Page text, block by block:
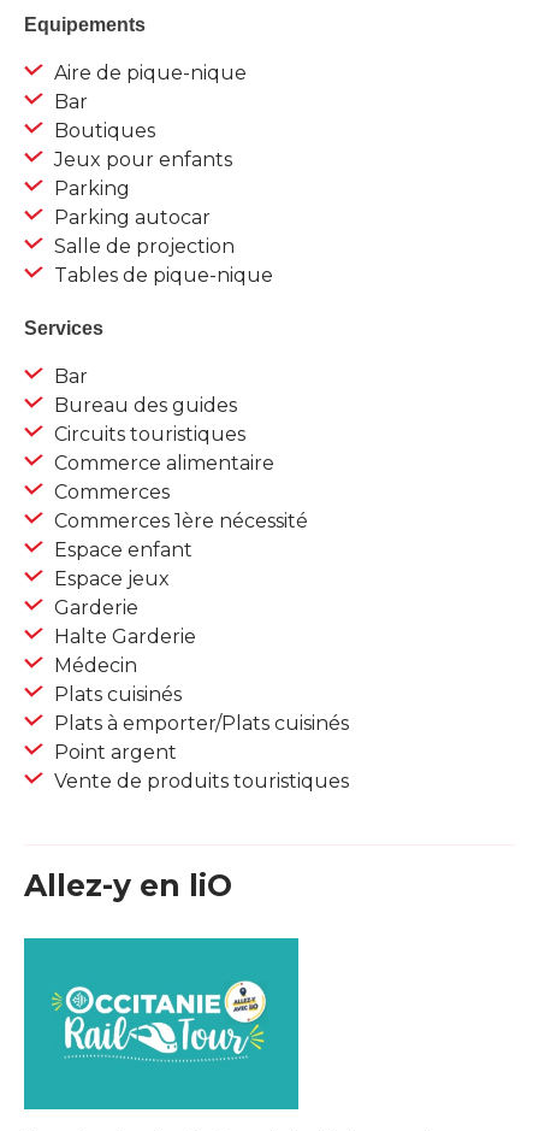
Equipements
Aire de pique-nique
Bar
Boutiques
Jeux pour enfants
Parking
Parking autocar
Salle de projection
Tables de pique-nique
Services
Bar
Bureau des guides
Circuits touristiques
Commerce alimentaire
Commerces
Commerces 1ère nécessité
Espace enfant
Espace jeux
Garderie
Halte Garderie
Médecin
Plats cuisinés
Plats à emporter/Plats cuisinés
Point argent
Vente de produits touristiques
Allez-y en liO